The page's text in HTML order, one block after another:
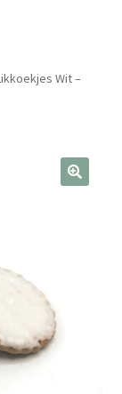
Wit –